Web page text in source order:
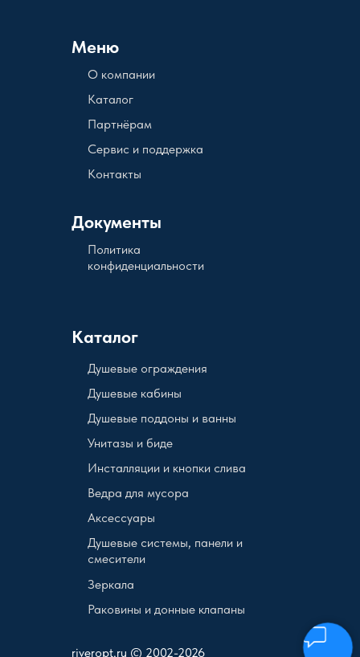
Меню
О компании
Документы
Каталог
Политика
конфиденциальности
Партнёрам
Сервис и поддержка
Контакты
Каталог
Душевые кабины
Душевые поддоны и ванны
Унитазы и биде
Инсталляции и кнопки слива
Ведра для мусора
Аксессуары
Душевые системы, панели и
смесители
Зеркала
Раковины и донные клапаны
riveropt.ru © 2002-2026
Душевые ограждения